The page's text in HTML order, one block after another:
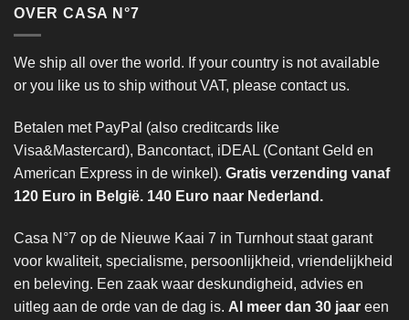
OVER CASA N°7
We ship all over the world. If your country is not available
or you like us to ship without VAT, please contact us.
Betalen met PayPal (also creditcards like
Visa&Mastercard), Bancontact, iDEAL (Contant Geld en
American Express in de winkel). Gratis verzending vanaf
120 Euro in België. 140 Euro naar Nederland.
Casa N°7 op de Nieuwe Kaai 7 in Turnhout staat garant
voor kwaliteit, specialisme, persoonlijkheid, vriendelijkheid
en beleving. Een zaak waar deskundigheid, advies en
uitleg aan de orde van de dag is. Al meer dan 30 jaar een